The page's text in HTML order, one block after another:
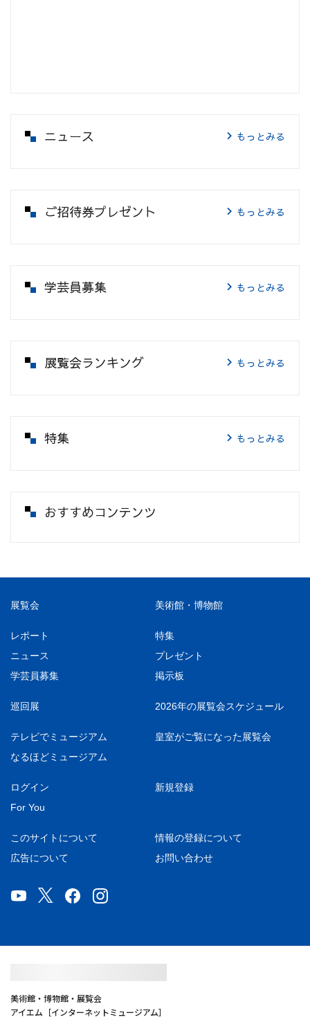
ニュース もっとみる
ご招待券プレゼント もっとみる
学芸員募集 もっとみる
展覧会ランキング もっとみる
特集 もっとみる
おすすめコンテンツ
展覧会 美術館・博物館
レポート
特集
ニュース
プレゼント
学芸員募集
掲示板
巡回展 2026年の展覧会スケジュール
テレビでミュージアム
皇室がご覧になった展覧会
なるほどミュージアム
ログイン
新規登録
For You
このサイトについて
情報の登録について
広告について
お問い合わせ
美術館・博物館・展覧会
アイエム［インターネットミュージアム］